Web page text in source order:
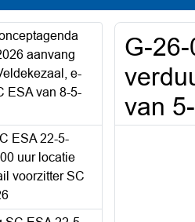
aanvang
e-
ESA van 8-5-
ESA 22-5-
uur locatie
voorzitter SC
G-
van